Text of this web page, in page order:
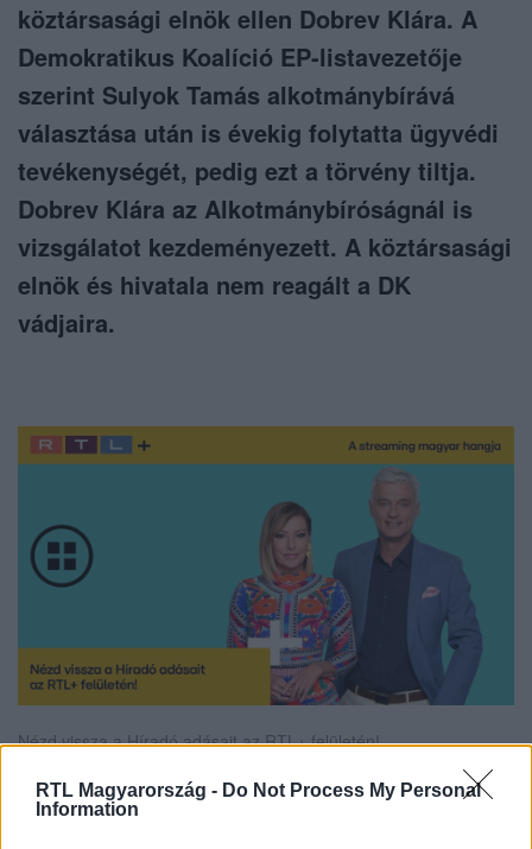
RTL Magyarország - Do Not Process My Personal
Information
köztársasági elnök ellen Dobrev Klára. A
Demokratikus Koalíció EP-listavezetője
szerint Sulyok Tamás alkotmánybírává
választása után is évekig folytatta ügyvédi
tevékenységét, pedig ezt a törvény tiltja.
Dobrev Klára az Alkotmánybíróságnál is
vizsgálatot kezdeményezett. A köztársasági
elnök és hivatala nem reagált a DK
vádjaira.
Nézd vissza a Híradó adásait az RTL+ felületén!